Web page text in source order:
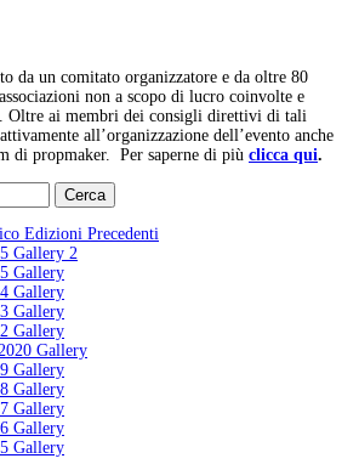
da un comitato organizzatore e da oltre 80
non a scopo di lucro coinvolte e
Oltre ai membri dei consigli direttivi di tali
all’organizzazione dell’evento anche
di propmaker. Per saperne di più clicca qui.
Edizioni Precedenti
Gallery 2
Gallery
Gallery
Gallery
Gallery
Gallery
Gallery
Gallery
Gallery
Gallery
Gallery